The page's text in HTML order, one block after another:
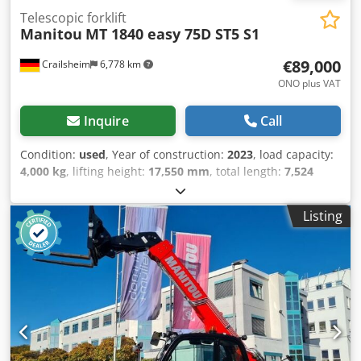
Crailsheim 6,778 km
Telescopic forklift
Manitou MT 1840 easy 75D ST5 S1
€89,000
ONO plus VAT
Inquire Call
Condition: used, Year of construction: 2023, load capacity:
4,000 kg, lifting height: 17,550 mm, total length: 7,524
, · Max. Tragkraft 4000 kg · Max.Hubhöhe 17.55 m ·
Maximale seitliche Reichweite 13.08 m Dodszrp Ixepfx
Apmsck · Ausbrechkraft mit Schaufel 7400 daN ·
Kippwinkel 16 ° · Schüttwinkel 110 ° · Wenderadius (über
Räder) 3.94 m · Heben 17,5 s · Senken 13,1 s · Teleskop
ausfahren 16,5 s · Teleskop Einfahren 16,6 s · Ankippen 4,8
s · Auskippen 4,2 s · Motornorm Stage V · Anzahl der
Zylinder / Tragfähigkeit der Zylinder: 4 - 3621 cm³ ·
Nennleistung Verbrennungsmotor - Leistung (kW) 75 Hp /
55,4 kW · Max. Drehmoment / Motordrehzahl 340 Nm @
1600 rpm · Zugkraft: 8320 daN · Getriebetyp:
Listing